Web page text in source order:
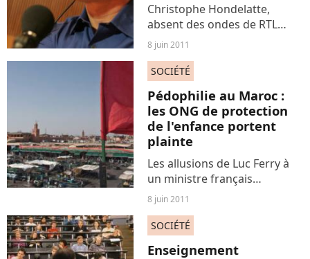
Christophe Hondelatte,
absent des ondes de RTL
pour cause de hernie discale,
est actuellement en
promotion de son premier
album, « Ou pas », aux
sonorités blues et jazz. Son
premier...
8 juin 2011
SOCIÉTÉ
Pédophilie au Maroc :
les ONG de protection
de l'enfance portent
plainte
Les allusions de Luc Ferry à
un ministre français
pédophile au Maroc ont
révolté les associations de
protection de l’enfance
locales, qui ont décidé de
porter plainte contre X.
8 juin 2011
SOCIÉTÉ
Enseignement